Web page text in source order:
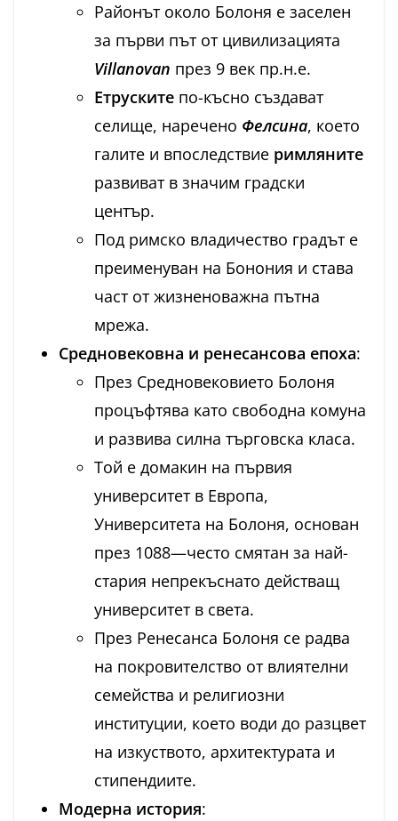
Районът около Болоня е заселен
за първи път от цивилизацията
Villanovan през 9 век пр.н.е.
Етруските по-късно създават
селище, наречено Фелсина, което
галите и впоследствие римляните
развиват в значим градски
център.
Под римско владичество градът е
преименуван на Бонония и става
част от жизненоважна пътна
мрежа.
Средновековна и ренесансова епоха:
През Средновековието Болоня
процъфтява като свободна комуна
и развива силна търговска класа.
Той е домакин на първия
университет в Европа,
Университета на Болоня, основан
през 1088—често смятан за най-
стария непрекъснато действащ
университет в света.
През Ренесанса Болоня се радва
на покровителство от влиятелни
семейства и религиозни
институции, което води до разцвет
на изкуството, архитектурата и
стипендиите.
Модерна история: